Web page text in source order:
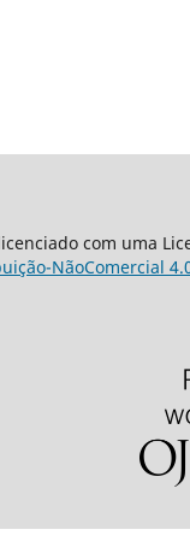
com uma
NãoComercial